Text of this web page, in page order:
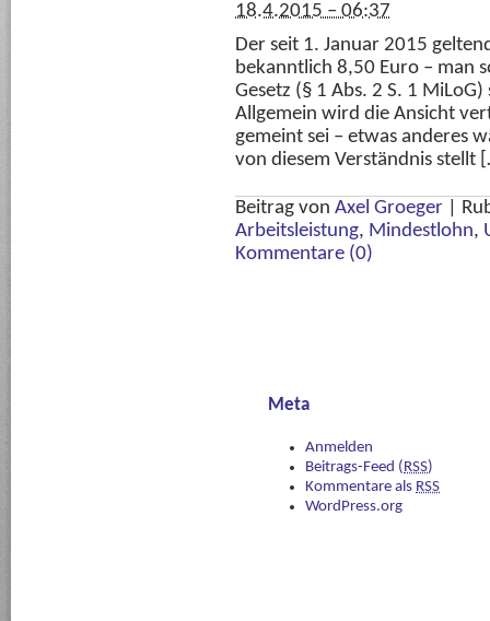
18.4.2015 – 06:37
Der seit 1. Januar 2015
bekanntlich 8,50 Euro – man
Gesetz (§ 1 Abs. 2 S. 1
Allgemein wird die Ansicht
gemeint sei – etwas anderes
von diesem Verständnis stellt
Beitrag von Axel Groeger
Arbeitsleistung, Mindestlohn,
Kommentare (0)
Meta
Anmelden
Beitrags-Feed ( RSS)
Kommentare als RSS
WordPress.org